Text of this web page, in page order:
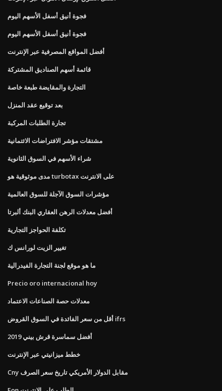
فجوة أنيق أسفل الأسهم اليوم
فجوة أنيق أسفل الأسهم اليوم
أفضل المواقع المصرفية عبر الإنترنت
قائمة أسهم الصناديق المشتركة
التجارة والمقايضة طبعة خاصة
بعد توقيع عقد المنزل
تجارة الطلبات المركبة
مشتقات مؤشر الافتراضات الائتمانية
شراء الأسهم في السوق الثانوية
مدى موثوقية هو turbotax على الانترنت
مؤشرات السوق الآجلة للسوق العالمية
أفضل معدلات الرهن العقاري البنك ألبرتا
تكلفة الحواجز التجارية
تغيير الزيت لورانس ك
ما هو موقع لجنة التجارة الفيدرالية
Precio oro internacional hoy
معدلات حصة الصناعات الاعتماد
أقل من سعر الفائدة في السوق القروض ifrs
أفضل سماسرة قرش بيني 2019
خطط ميزانيتي عبر الإنترنت
Cny مقابل الدولار الأمريكي تاريخ سعر الصرف